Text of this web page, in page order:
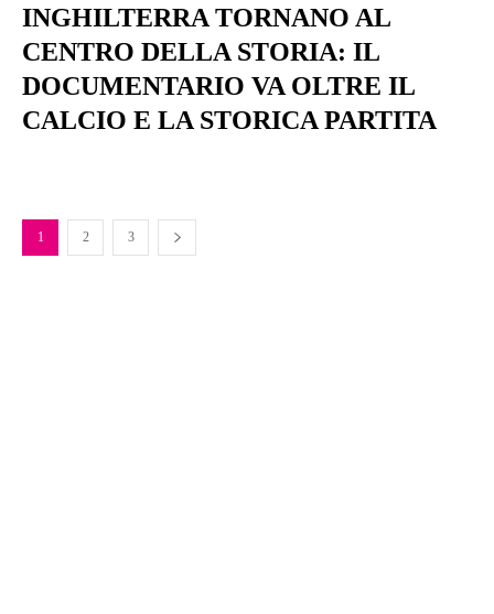
INGHILTERRA TORNANO AL
CENTRO DELLA STORIA: IL
DOCUMENTARIO VA OLTRE IL
CALCIO E LA STORICA PARTITA
1 2 3